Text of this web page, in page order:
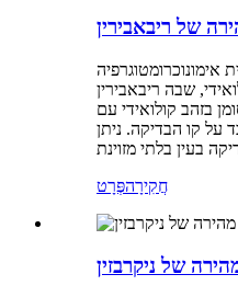
של ריבאבירין
אימונוכרומטוגרפיה
שבה ריבאבירין
בזהב קולואידי עם
על קו הבדיקה. ניתן
חֲקִירָהפְּרָט
של ניקרבזין